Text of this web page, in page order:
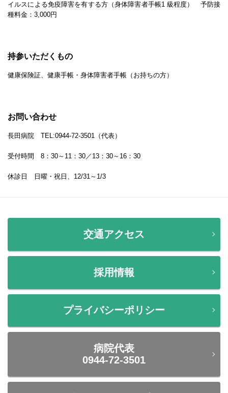
イルスによる免疫障害を有する方（身体障害者手帳1 級程度） 予防接
種料金：3,000円
持参いただくもの
健康保険証、健康手帳・身体障害者手帳（お持ちの方）
お問い合わせ
長田病院 TEL:0944-72-3501（代表）
受付時間 8：30～11：30／13：30～16：30
休診日 日曜・祝日、12/31～1/3
交通アクセス
採用情報
プライバシーポリシー
病院代表
0944-72-3501